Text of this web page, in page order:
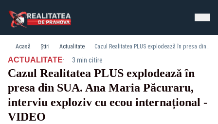
Acasă Știri Actualitate Cazul Realitatea PLUS explodează în presa din SUA. Ana Maria Păcuraru, interviu exploziv cu ecou internațional - VIDEO
ACTUALITATE· 3 min citire
Cazul Realitatea PLUS explodează în
presa din SUA. Ana Maria Păcuraru,
interviu exploziv cu ecou internațional -
VIDEO